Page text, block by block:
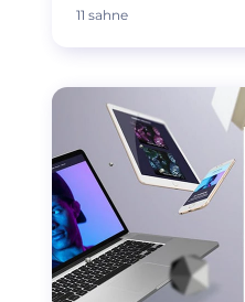
11 sahne